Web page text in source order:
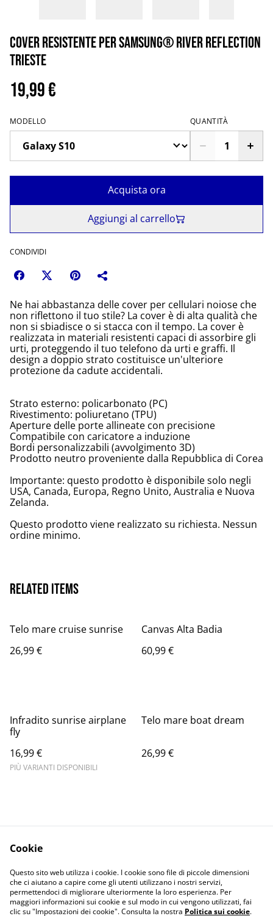
Cover resistente per Samsung® River reflection
Trieste
19,99 €
MODELLO QUANTITÀ
Acquista ora
Aggiungi al carrello
CONDIVIDI
Ne hai abbastanza delle cover per cellulari noiose che
non riflettono il tuo stile? La cover è di alta qualità che
non si sbiadisce o si stacca con il tempo. La cover è
realizzata in materiali resistenti capaci di assorbire gli
urti, proteggendo il tuo telefono da urti e graffi. Il
design a doppio strato costituisce un'ulteriore
protezione da cadute accidentali.
Strato esterno: policarbonato (PC)
Rivestimento: poliuretano (TPU)
Aperture delle porte allineate con precisione
Compatibile con caricatore a induzione
Bordi personalizzabili (avvolgimento 3D)
Prodotto neutro proveniente dalla Repubblica di Corea
Importante: questo prodotto è disponibile solo negli
USA, Canada, Europa, Regno Unito, Australia e Nuova
Zelanda.
Questo prodotto viene realizzato su richiesta. Nessun
ordine minimo.
Related items
Telo mare cruise sunrise
26,99 €
Canvas Alta Badia
60,99 €
Infradito sunrise airplane
fly
16,99 €
PIÙ VARIANTI DISPONIBILI
Telo mare boat dream
26,99 €
Informativa sulla
privacy
Terms and
conditions
Cookie
Questo sito web utilizza i cookie. I cookie sono file di piccole dimensioni
che ci aiutano a capire come gli utenti utilizzano i nostri servizi,
permettendoci di migliorare ulteriormente la loro esperienza. Per
maggiori informazioni sui cookie e sul modo in cui vengono utilizzati, fai
clic su "Impostazioni dei cookie". Consulta la nostra Politica sui cookie.